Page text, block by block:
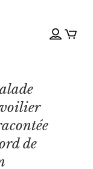
voilier
de